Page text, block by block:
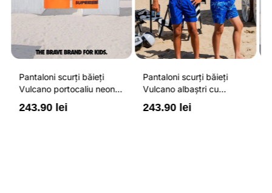
Pantaloni scurți băieți
Vulcano portocaliu neon
cu buzunare cu fermoar,
impermeabili și talie
243.90 lei
Pantaloni scurți băieți
Vulcano albaștri cu
buzunare cu fermoar,
impermeabili și talie
243.90 lei